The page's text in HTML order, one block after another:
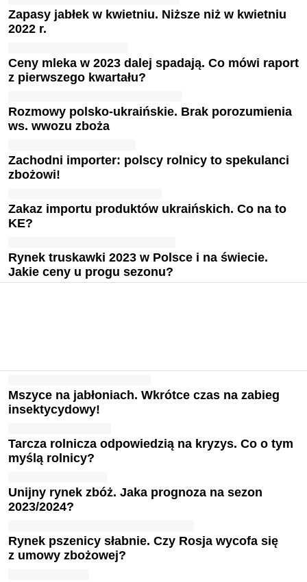
Zapasy jabłek w kwietniu. Niższe niż w kwietniu
2022 r.
Ceny mleka w 2023 dalej spadają. Co mówi raport
z pierwszego kwartału?
Rozmowy polsko-ukraińskie. Brak porozumienia
ws. wwozu zboża
Zachodni importer: polscy rolnicy to spekulanci
zbożowi!
Zakaz importu produktów ukraińskich. Co na to
KE?
Rynek truskawki 2023 w Polsce i na świecie.
Jakie ceny u progu sezonu?
Mszyce na jabłoniach. Wkrótce czas na zabieg
insektycydowy!
Tarcza rolnicza odpowiedzią na kryzys. Co o tym
myślą rolnicy?
Unijny rynek zbóż. Jaka prognoza na sezon
2023/2024?
Rynek pszenicy słabnie. Czy Rosja wycofa się
z umowy zbożowej?